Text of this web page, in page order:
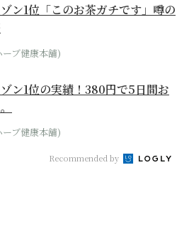
ン1位「このお茶ガチです」噂の
ーブ健康本舗)
ン1位の実績！380円で5日間お
ーブ健康本舗)
Recommended by